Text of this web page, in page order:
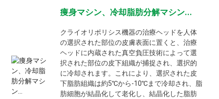
痩身マシン、冷却脂肪分解マシン...
クライオリポリシス機器の治療ヘッドを人体
の選択された部位の皮膚表面に置くと、治療
ヘッドに内蔵された真空負圧技術によって選
択された部位の皮下組織が捕捉され、選択的
に冷却されます。これにより、選択された皮
下脂肪組織は約5℃から-10℃まで冷却され、脂
肪細胞が結晶化して老化し、結晶化した脂肪